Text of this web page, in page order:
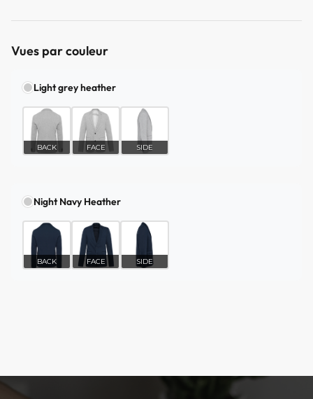
Vues par couleur
Light grey heather
BACK FACE SIDE
Night Navy Heather
BACK FACE SIDE